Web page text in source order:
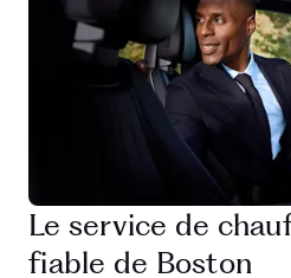
Le service de
fiable de Boston